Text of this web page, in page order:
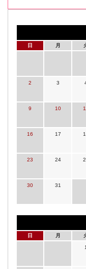
日 月
2 3
9 10
16 17
23 24
30 31
日 月
1